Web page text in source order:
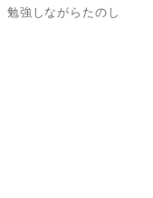
勉強しながらたのし